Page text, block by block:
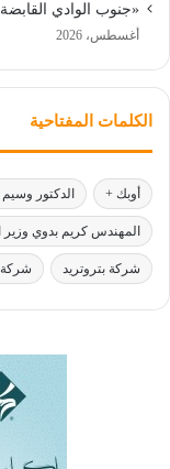
«جنوب الوادي
أغسطس، 2026
الكلمات المفتاحية
أوبك + الدكتور
المهندس كريم بدوي وزير
شركة بتروتريد